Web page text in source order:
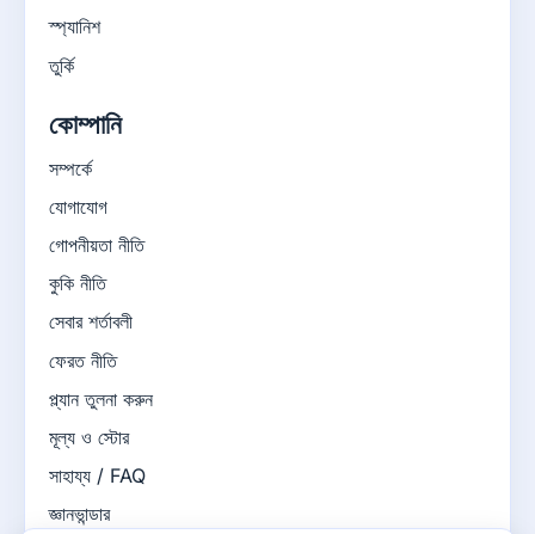
স্প্যানিশ
তুর্কি
কোম্পানি
সম্পর্কে
যোগাযোগ
গোপনীয়তা নীতি
কুকি নীতি
সেবার শর্তাবলী
ফেরত নীতি
প্ল্যান তুলনা করুন
মূল্য ও স্টোর
সাহায্য / FAQ
জ্ঞানভান্ডার